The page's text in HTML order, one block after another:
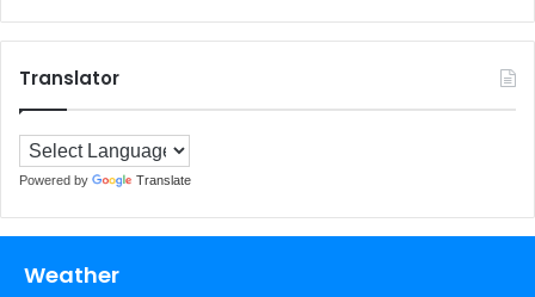
Translator
Powered by Translate
Weather